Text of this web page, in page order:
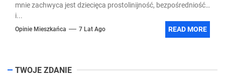
mnie zachwyca jest dziecięca prostolinijność, bezpośredniość
i...
Opinie Mieszkańca 7 Lat Ago READ MORE
TWOJE ZDANIE